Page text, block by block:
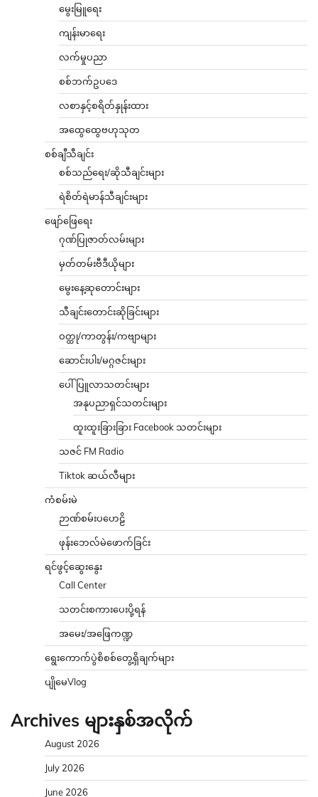
မွေးမြူရေး
ကျန်းမာရေး
လက်မှုပညာ
စစ်ဘက်ဥပဒေ
လစာနှင့်စရိတ်နှုန်းထား
အထွေထွေဗဟုသုတ
စစ်ချီသီချင်း
စစ်သည်ရေး/ဆိုသီချင်းများ
ရဲစိတ်ရဲမာန်သီချင်းများ
ဖျော်ဖြေရေး
ဂုဏ်ပြုဇာတ်လမ်းများ
မှတ်တမ်းဗီဒီယိုများ
မွေးနေ့ဆုတောင်းများ
သီချင်းတောင်းဆိုခြင်းများ
ဝတ္ထု/ကာတွန်း/ကဗျာများ
ဆောင်းပါး/မဂ္ဂဇင်းများ
ပေါ်ပြူလာသတင်းများ
အနုပညာရှင်သတင်းများ
ထူးထူးခြားခြား Facebook သတင်းများ
သဇင် FM Radio
Tiktok ဆယ်လီများ
ကံစမ်းမဲ
ဉာဏ်စမ်းပဟေဠိ
ဖုန်းဘေလ်မဲဖောက်ခြင်း
ရင်ဖွင့်ဆွေးနွေး
Call Center
သတင်းစကားပေးပို့ရန်
အမေး/အဖြေကဏ္ဍ
ရွေးကောက်ပွဲစိစစ်တွေ့ရှိချက်များ
ပျိုမေVlog
Archives များနှစ်အလိုက်
August 2026
July 2026
June 2026